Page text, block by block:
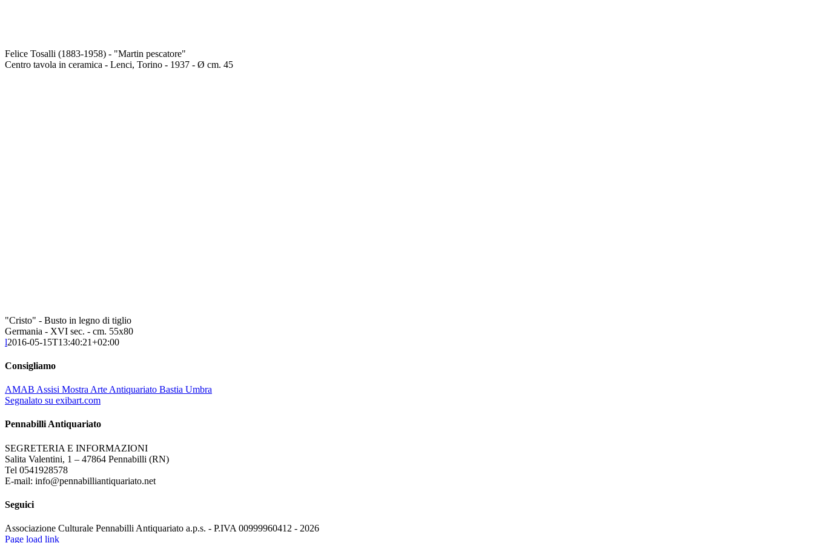
Felice Tosalli (1883-1958) - "Martin pescatore"
Centro tavola in ceramica - Lenci, Torino - 1937 - Ø cm. 45
"Cristo" - Busto in legno di tiglio
Germania - XVI sec. - cm. 55x80
l2016-05-15T13:40:21+02:00
Consigliamo
AMAB Assisi Mostra Arte Antiquariato Bastia Umbra
Segnalato su exibart.com
Pennabilli Antiquariato
SEGRETERIA E INFORMAZIONI
Salita Valentini, 1 – 47864 Pennabilli (RN)
Tel 0541928578
E-mail: info@pennabilliantiquariato.net
Seguici
Associazione Culturale Pennabilli Antiquariato a.p.s. - P.IVA 00999960412 - 2026
Page load link